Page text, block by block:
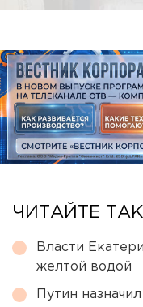
ЧИТАЙТЕ
Власти
желтой водой
Путин